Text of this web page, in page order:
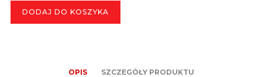
DODAJ DO KOSZYKA
OPIS SZCZEGÓŁY PRODUKTU